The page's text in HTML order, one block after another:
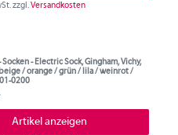
zzgl.Versandkosten
Socken - Electric Sock, Gingham, Vichy,
/ orange / grün / lila / weinrot /
0200
Artikel anzeigen